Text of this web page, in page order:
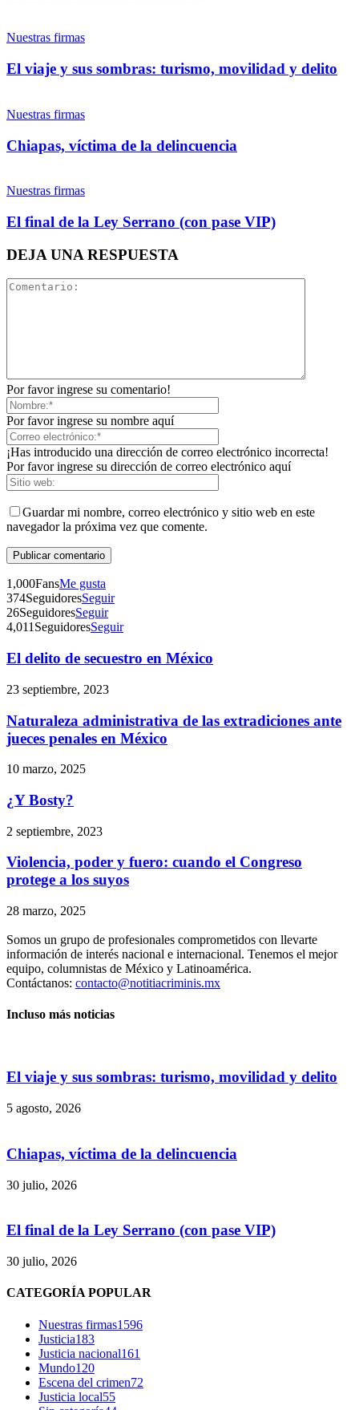
Linkedin
Telegram
Nuestras firmas
El viaje y sus sombras: turismo, movilidad y delito
Nuestras firmas
Chiapas, víctima de la delincuencia
Nuestras firmas
El final de la Ley Serrano (con pase VIP)
DEJA UNA RESPUESTA
Por favor ingrese su comentario!
Por favor ingrese su nombre aquí
¡Has introducido una dirección de correo electrónico incorrecta!
Por favor ingrese su dirección de correo electrónico aquí
Guardar mi nombre, correo electrónico y sitio web en este
navegador la próxima vez que comente.
1,000FansMe gusta
374SeguidoresSeguir
26SeguidoresSeguir
4,011 SeguidoresSeguir
El delito de secuestro en México
23 septiembre, 2023
Naturaleza administrativa de las extradiciones ante
jueces penales en México
10 marzo, 2025
¿Y Bosty?
2 septiembre, 2023
Violencia, poder y fuero: cuando el Congreso
protege a los suyos
28 marzo, 2025
Somos un grupo de profesionales comprometidos con llevarte
información de interés nacional e internacional. Tenemos el mejor
equipo, columnistas de México y Latinoamérica.
Contáctanos: contacto@notitiacriminis.mx
Incluso más noticias
El viaje y sus sombras: turismo, movilidad y delito
5 agosto, 2026
Chiapas, víctima de la delincuencia
30 julio, 2026
El final de la Ley Serrano (con pase VIP)
30 julio, 2026
CATEGORÍA POPULAR
Nuestras firmas1596
Justicia183
Justicia nacional161
Mundo120
Escena del crimen72
Justicia local55